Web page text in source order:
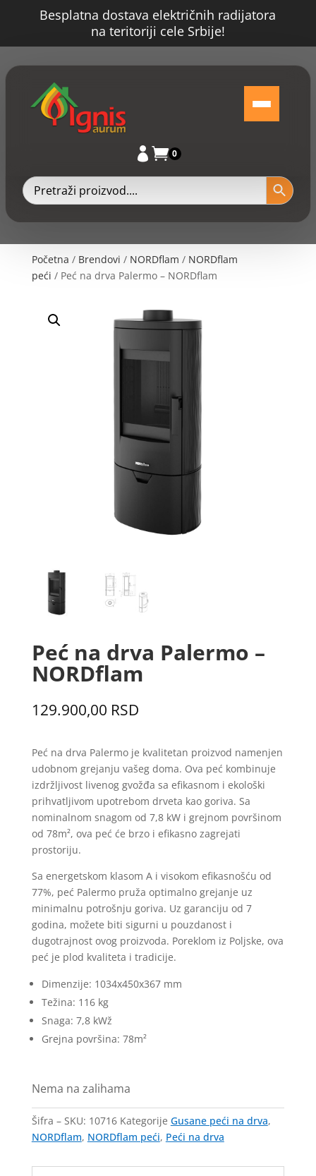
Besplatna dostava električnih radijatora
na teritoriji cele Srbije!
  0
Početna / Brendovi / NORDflam / NORDflam
peći / Peć na drva Palermo – NORDflam
Peć na drva Palermo –
NORDflam
129.900,00 RSD
Peć na drva Palermo je kvalitetan proizvod namenjen
udobnom grejanju vašeg doma. Ova peć kombinuje
izdržljivost livenog gvožđa sa efikasnom i ekološki
prihvatljivom upotrebom drveta kao goriva. Sa
nominalnom snagom od 7,8 kW i grejnom površinom
od 78m², ova peć će brzo i efikasno zagrejati
prostoriju.
Sa energetskom klasom A i visokom efikasnošću od
77%, peć Palermo pruža optimalno grejanje uz
minimalnu potrošnju goriva. Uz garanciju od 7
godina, možete biti sigurni u pouzdanost i
dugotrajnost ovog proizvoda. Poreklom iz Poljske, ova
peć je plod kvaliteta i tradicije.
Dimenzije: 1034x450x367 mm
Težina: 116 kg
Snaga: 7,8 kWž
Grejna površina: 78m²
Nema na zalihama
Šifra – SKU: 10716 Kategorije Gusane peći na drva,
NORDflam, NORDflam peći, Peći na drva